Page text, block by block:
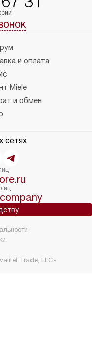
и оплата
Miele
и обмен
сетях
Trade, LLC»